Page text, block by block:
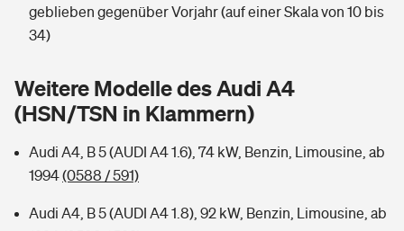
Tools
Hochwasser-Check: Wie gefährdet ist Ihr Haus?
Sie haben Fragen?
Handyversicherung
Private Cyberversicherung
Zur Übersicht
Wer versichert was: Jetzt Versicherer finden
Rentenrechner: Wie viel Geld bekomme ich im Alter?
geblieben gegenüber Vorjahr (auf einer Skala von 10 bis
34)
Weitere Modelle des Audi A4
(HSN/TSN in Klammern)
Audi A4, B 5 (AUDI A4 1.6), 74 kW, Benzin, Limousine, ab
1994(0588 / 591)
Audi A4, B 5 (AUDI A4 1.8), 92 kW, Benzin, Limousine, ab